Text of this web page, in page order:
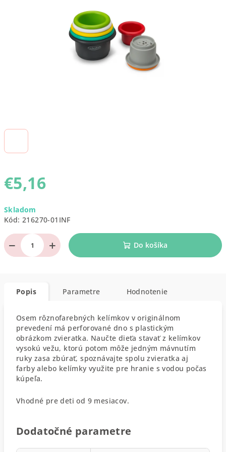
€5,16
cena:
Skladom
Kód: 216270-01INF
+
− Do košíka
Popis Parametre Hodnotenie
Osem rôznofarebných kelímkov v originálnom
prevedení má perforované dno s plastickým
obrázkom zvieratka. Naučte dieťa stavať z kelímkov
vysokú vežu, ktorú potom môže jedným mávnutím
ruky zasa zbúrať, spoznávajte spolu zvieratka aj
farby alebo kelímky využite pre hranie s vodou počas
kúpeľa.
Vhodné pre deti od 9 mesiacov.
Dodatočné parametre